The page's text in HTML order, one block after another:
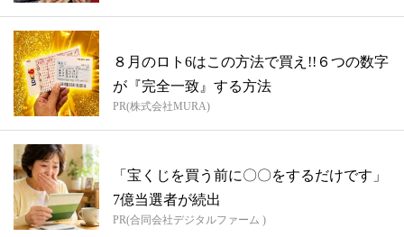
８月のロト6はこの方法で買え!!６つの数字
が『完全一致』する方法
PR(株式会社MURA)
「宝くじを買う前に〇〇をするだけです」
7億当選者が続出
PR(合同会社デジタルファーム )